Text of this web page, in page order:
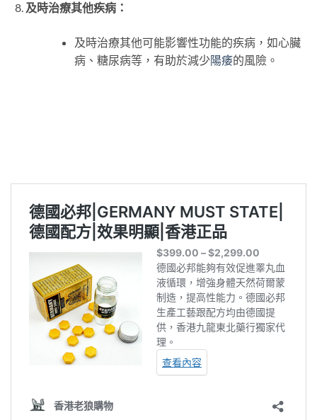
及時治療其他疾病：
及時治療其他可能影響性功能的疾病，如心臟
病、糖尿病等，有助於減少陽痿的風險。